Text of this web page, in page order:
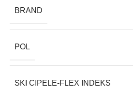
BRAND
POL
SKI CIPELE-FLEX INDEKS